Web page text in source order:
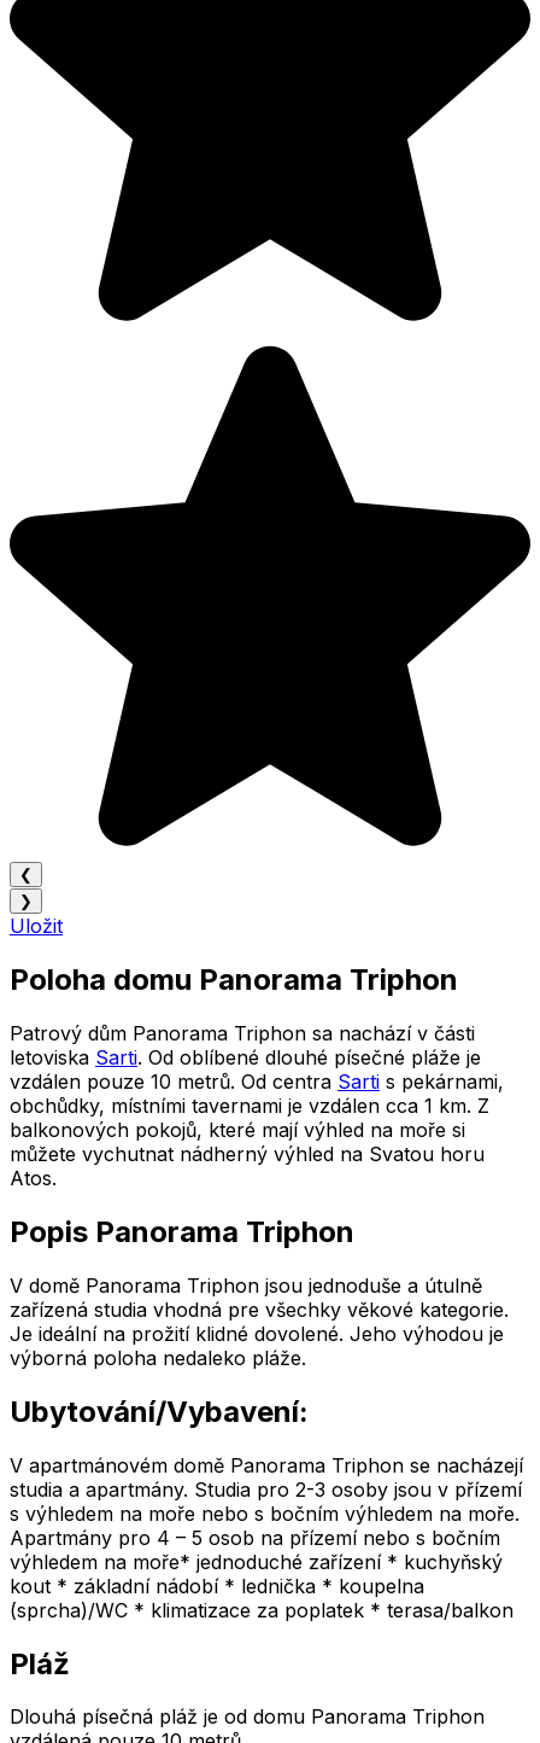
❮
❯
Uložit
Poloha domu Panorama Triphon
Patrový dům Panorama Triphon sa nachází v části
letoviska Sarti. Od oblíbené dlouhé písečné pláže je
vzdálen pouze 10 metrů. Od centra Sarti s pekárnami,
obchůdky, místními tavernami je vzdálen cca 1 km. Z
balkonových pokojů, které mají výhled na moře si
můžete vychutnat nádherný výhled na Svatou horu
Atos.
Popis Panorama Triphon
V domě Panorama Triphon jsou jednoduše a útulně
zařízená studia vhodná pre všechky věkové kategorie.
Je ideální na prožití klidné dovolené. Jeho výhodou je
výborná poloha nedaleko pláže.
Ubytování/Vybavení:
V apartmánovém domě Panorama Triphon se nacházejí
studia a apartmány. Studia pro 2-3 osoby jsou v přízemí
s výhledem na moře nebo s bočním výhledem na moře.
Apartmány pro 4 – 5 osob na přízemí nebo s bočním
výhledem na moře* jednoduché zařízení * kuchyňský
kout * základní nádobí * lednička * koupelna
(sprcha)/WC * klimatizace za poplatek * terasa/balkon
Pláž
Dlouhá písečná pláž je od domu Panorama Triphon